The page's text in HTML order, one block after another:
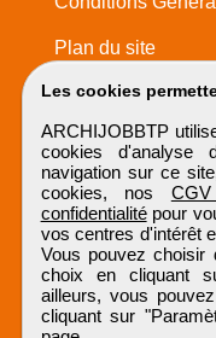
Les cookies
ARCHIJOBBTP
cookies d'analyse
navigation sur ce
cookies, nos
confidentialitépour
vos centres d'intérêt
Vous pouvez choisir
choix en cliquant
ailleurs, vous
cliquant sur
Plan du site